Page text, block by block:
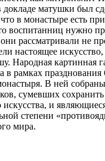
докладе матушки был
в монастыре есть
воспитанниц нужно
рассматривали не
настоящее
Народная картинная
в рамках празднования
В ней
сумевших
искусства, и
степени
мира.